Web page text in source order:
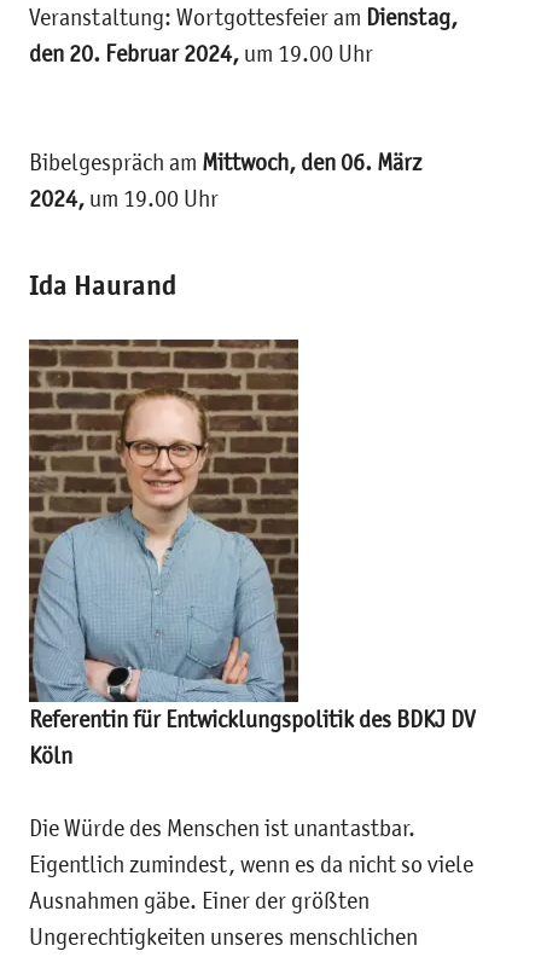
Veranstaltung: Wortgottesfeier am Dienstag,
den 20. Februar 2024, um 19.00 Uhr
Bibelgespräch am Mittwoch, den 06. März
2024, um 19.00 Uhr
Ida Haurand
Referentin für Entwicklungspolitik des BDKJ DV
Köln
Die Würde des Menschen ist unantastbar.
Eigentlich zumindest, wenn es da nicht so viele
Ausnahmen gäbe. Einer der größten
Ungerechtigkeiten unseres menschlichen